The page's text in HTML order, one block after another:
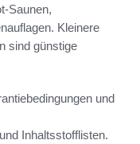
Saunen,
Kleinere
sind günstige
und
Inhaltsstofflisten.